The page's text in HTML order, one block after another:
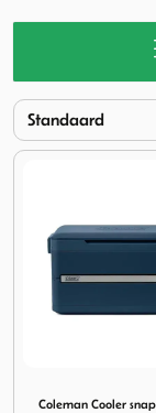
Coleman Cooler